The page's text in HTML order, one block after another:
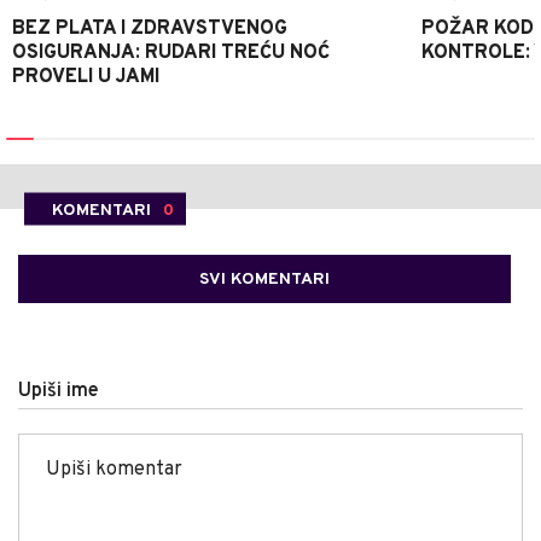
BEZ PLATA I ZDRAVSTVENOG
OSIGURANJA: RUDARI TREĆU NOĆ
PROVELI U JAMI
POŽAR KOD
KONTROLE:
KOMENTARI 0
SVI KOMENTARI
Upiši ime